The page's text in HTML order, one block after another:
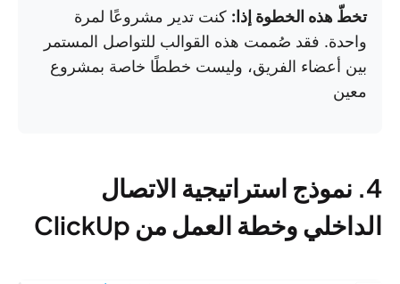
تخطّ هذه الخطوة إذا: كنت تدير مشروعًا لمرة
واحدة. فقد صُممت هذه القوالب للتواصل المستمر
بين أعضاء الفريق، وليست خططًا خاصة بمشروع
معين
4. نموذج استراتيجية الاتصال
الداخلي وخطة العمل من ClickUp